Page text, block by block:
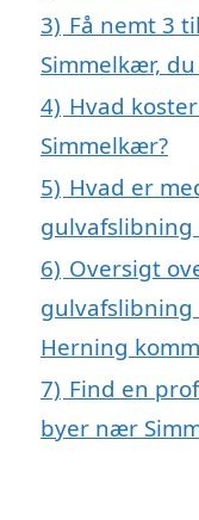
3) Få nemt 3
Simmelkær,
4) Hvad
Simmelkær?
5) Hvad er
gulvafslibning
6) Oversigt
Herning
7) Find en
byer nær